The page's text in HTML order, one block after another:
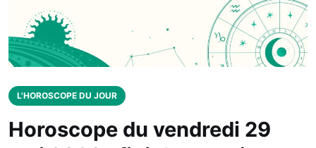
L'HOROSCOPE DU JOUR
Horoscope du vendredi 29